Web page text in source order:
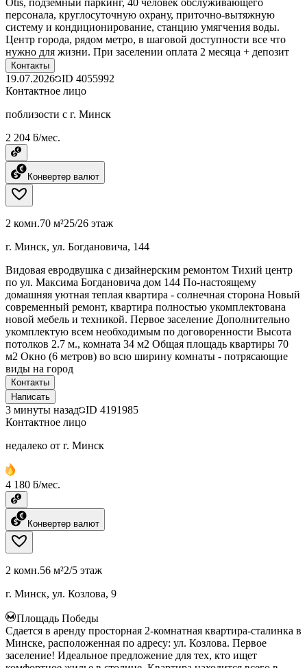
Otis, подземный паркинг, 40 человек обслуживающего
персонала, круглосуточную охрану, приточно-вытяжную
систему и кондиционирование, станцию умягчения воды.
Центр города, рядом метро, в шаговой доступности все что
нужно для жизни. При заселении оплата 2 месяца + депозит
Контакты
19.07.2026 ID 4055992
Контактное лицо
поблизости с г. Минск
2 204 ƃ/мес.
Конвертер валют
2 комн.70 м²25/26 этаж
г. Минск, ул. Богдановича, 144
Видовая евродвушка с дизайнерским ремонтом Тихий центр
по ул. Максима Богдановича дом 144 По-настоящему
домашняя уютная теплая квартира - солнечная сторона Новый
современный ремонт, квартира полностью укомплектована
новой мебель и техникой. Первое заселение Дополнительно
укомплектую всем необходимым по договоренности Высота
потолков 2.7 м., комната 34 м2 Общая площадь квартиры 70
м2 Окно (6 метров) во всю ширину комнаты - потрясающие
виды на город
Контакты
Написать
3 минуты назад ID 4191985
Контактное лицо
недалеко от г. Минск
4 180 ƃ/мес.
Конвертер валют
2 комн.56 м²2/5 этаж
г. Минск, ул. Козлова, 9
Площадь Победы
Сдается в аренду просторная 2-комнатная квартира-сталинка в
Минске, расположенная по адресу: ул. Козлова. Первое
заселение! Идеальное предложение для тех, кто ищет